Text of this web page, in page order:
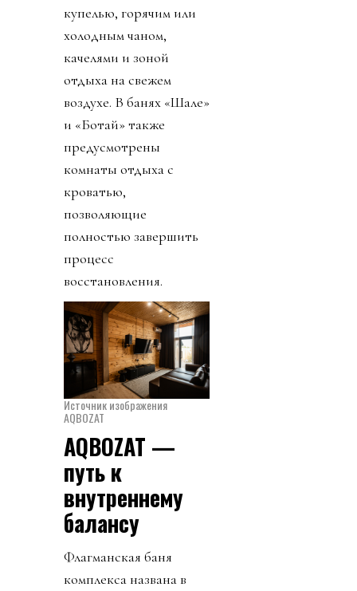
купелью, горячим или
холодным чаном,
качелями и зоной
отдыха на свежем
воздухе. В банях «Шале»
и «Ботай» также
предусмотрены
комнаты отдыха с
кроватью,
позволяющие
полностью завершить
процесс
восстановления.
Источник изображения
AQBOZAT
AQBOZAT —
путь к
внутреннему
балансу
Флагманская баня
комплекса названа в